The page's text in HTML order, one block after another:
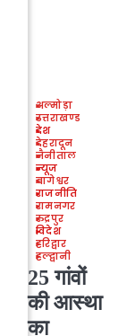
अल्मोड़ा
उत्तराखण्ड
देश
देहरादून
नैनीताल
न्यूज
बागेश्वर
राजनीति
रामनगर
रुद्रपुर
विदेश
हरिद्वार
हल्द्वानी
25 गांवों
की आस्था
का